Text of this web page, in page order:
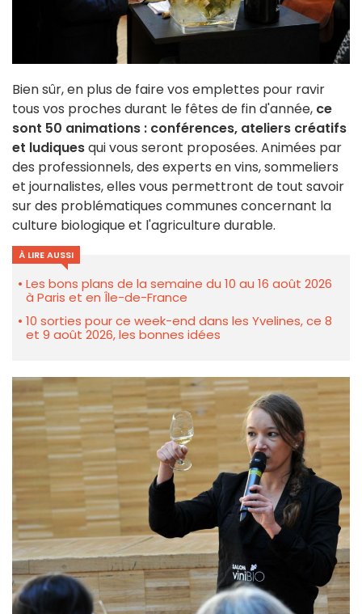
Bien sûr, en plus de faire vos emplettes pour ravir
tous vos proches durant le fêtes de fin d'année, ce
sont 50 animations : conférences, ateliers créatifs
et ludiquesqui vous seront proposées. Animées par
des professionnels, des experts en vins, sommeliers
et journalistes, elles vous permettront de tout savoir
sur des problématiques communes concernant la
culture biologique et l'agriculture durable.
À LIRE AUSSI
Les bons plans de la semaine du 10 au 16 août 2026
à Paris et en Île-de-France
10 sorties pour ce week-end dans les Yvelines, ce 8
et 9 août 2026, les bonnes idées